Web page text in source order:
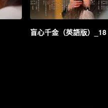
盲心千金（英語版）_18